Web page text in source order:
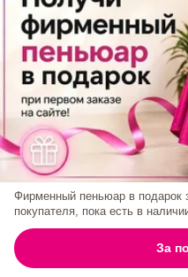
Ещё категории
✓ Отправка 24ч · ✓ Оригинал ✓
ГЛАВНАЯ ПОИСК
Расческа Зажимная
Код товара:расческа-черная
680₽
БРЕНД: RADARCOSMETIC
Фирменный пеньюар в подарок
покупателя, пока есть в
За